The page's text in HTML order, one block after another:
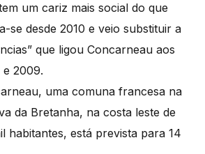
um cariz mais social do que
se desde 2010 e veio substituir a
que ligou Concarneau aos
e 2009.
uma comuna francesa na
da Bretanha, na costa leste de
habitantes, está prevista para 14